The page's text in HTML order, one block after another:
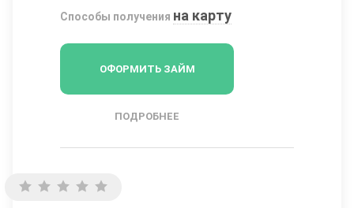
Способы получения на карту
ОФОРМИТЬ ЗАЙМ
ПОДРОБНЕЕ